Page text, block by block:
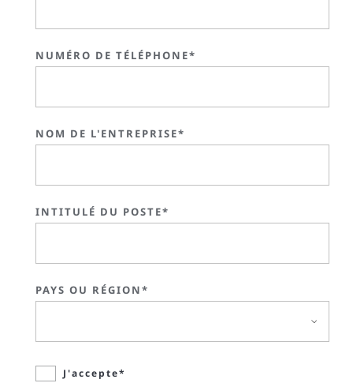
NUMÉRO DE TÉLÉPHONE*
NOM DE L'ENTREPRISE*
INTITULÉ DU POSTE*
PAYS OU RÉGION*
J'accepte*